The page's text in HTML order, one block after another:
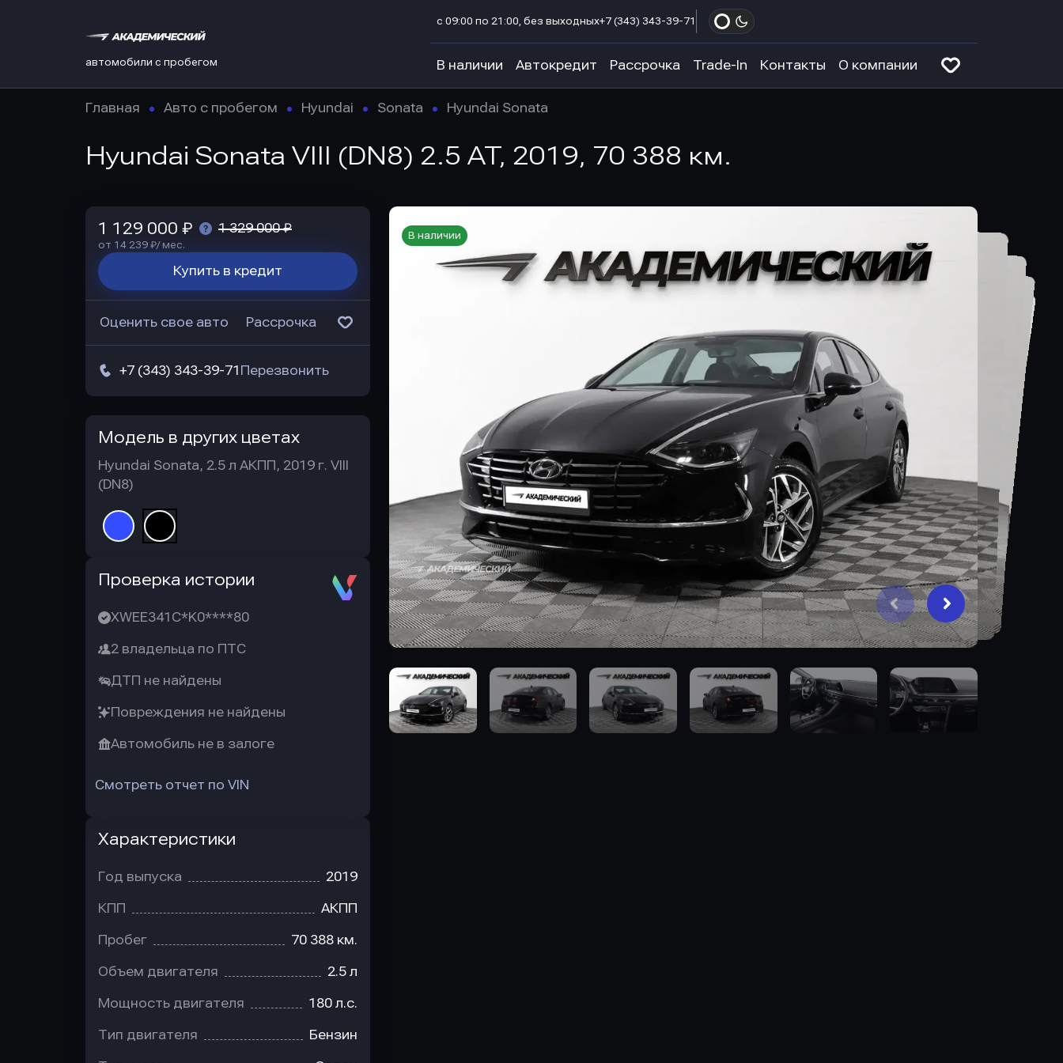
автомобили с пробегом
с 09:00 по 21:00, без выходных+7 (343) 343-39-71
В наличии Автокредит Рассрочка Trade-In Контакты О компании
Главная Авто с пробегом Hyundai Sonata Hyundai Sonata
Hyundai Sonata VIII (DN8) 2.5 AT, 2019, 70 388 км.
В наличии
1 129 000 ₽ 1 329 000 ₽
от 14 239 ₽/ мес.
Купить в кредит
Оценить свое авто Рассрочка
+7 (343) 343-39-71 Перезвонить
Модель в других цветах
Hyundai Sonata, 2.5 л АКПП, 2019 г. VIII
(DN8)
Проверка истории
XWEE341C*K0****80
2 владельца по ПТС
ДТП не найдены
Повреждения не найдены
Автомобиль не в залоге
Смотреть отчет по VIN
Характеристики
Год выпуска 2019
КПП АКПП
Пробег 70 388 км.
Объем двигателя 2.5 л
Мощность двигателя 180 л.с.
Тип двигателя Бензин